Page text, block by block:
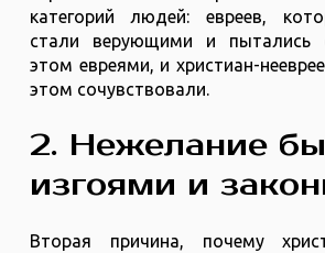
категорий людей: евреев,
стали верующими и пытались
этом евреями, и христиан-
этом сочувствовали.
2. Нежелание
изгоями и
Вторая причина, почему